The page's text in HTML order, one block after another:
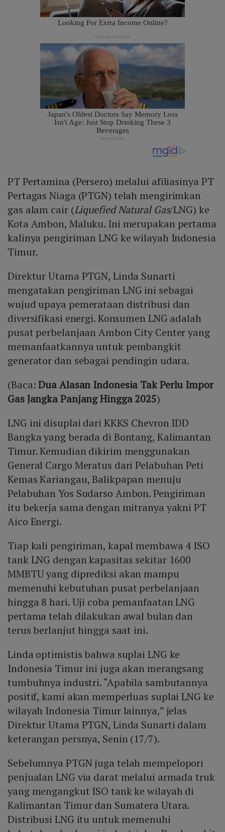
PT Pertamina (Persero) melalui afiliasinya PT
Pertagas Niaga (PTGN) telah mengirimkan
gas alam cair (Liquefied Natural Gas/LNG) ke
Kota Ambon, Maluku. Ini merupakan pertama
kalinya pengiriman LNG ke wilayah Indonesia
Timur.
Direktur Utama PTGN, Linda Sunarti
mengatakan pengiriman LNG ini sebagai
wujud upaya pemerataan distribusi dan
diversifikasi energi. Konsumen LNG adalah
pusat perbelanjaan Ambon City Center yang
memanfaatkannya untuk pembangkit
generator dan sebagai pendingin udara.
(Baca:Dua Alasan Indonesia Tak Perlu Impor
Gas Jangka Panjang Hingga 2025)
LNG ini disuplai dari KKKS Chevron IDD
Bangka yang berada di Bontang, Kalimantan
Timur. Kemudian dikirim menggunakan
General Cargo Meratus dari Pelabuhan Peti
Kemas Kariangau, Balikpapan menuju
Pelabuhan Yos Sudarso Ambon. Pengiriman
itu bekerja sama dengan mitranya yakni PT
Aico Energi.
Tiap kali pengiriman, kapal membawa 4 ISO
tank LNG dengan kapasitas sekitar 1600
MMBTU yang diprediksi akan mampu
memenuhi kebutuhan pusat perbelanjaan
hingga 8 hari. Uji coba pemanfaatan LNG
pertama telah dilakukan awal bulan dan
terus berlanjut hingga saat ini.
Linda optimistis bahwa suplai LNG ke
Indonesia Timur ini juga akan merangsang
tumbuhnya industri. “Apabila sambutannya
positif, kami akan memperluas suplai LNG ke
wilayah Indonesia Timur lainnya,” jelas
Direktur Utama PTGN, Linda Sunarti dalam
keterangan persnya, Senin (17/7).
Sebelumnya PTGN juga telah mempelopori
penjualan LNG via darat melalui armada truk
yang mengangkut ISO tank ke wilayah di
Kalimantan Timur dan Sumatera Utara.
Distribusi LNG itu untuk memenuhi